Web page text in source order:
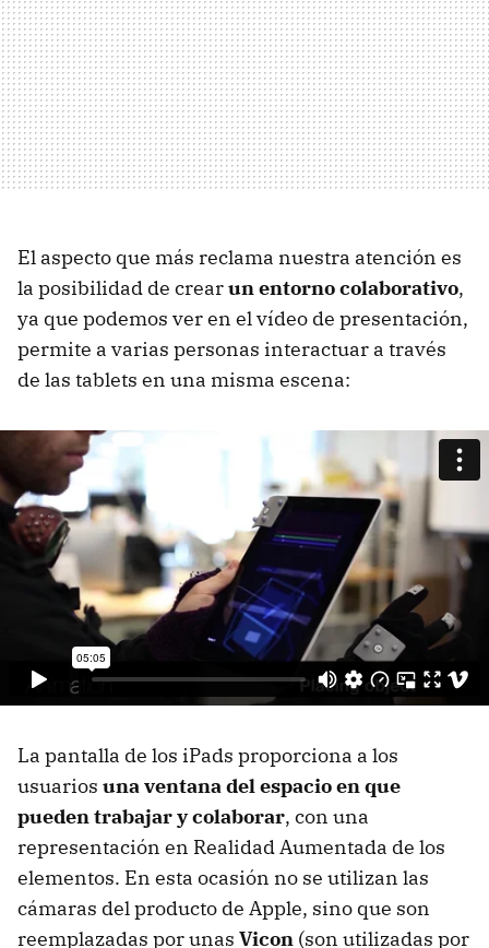
El aspecto que más reclama nuestra atención es
la posibilidad de crearun entorno colaborativo,
ya que podemos ver en el vídeo de presentación,
permite a varias personas interactuar a través
de las tablets en una misma escena:
La pantalla de los iPads proporciona a los
usuarios una ventana del espacio en que
pueden trabajar y colaborar, con una
representación en Realidad Aumentada de los
elementos. En esta ocasión no se utilizan las
cámaras del producto de Apple, sino que son
reemplazadas por unas Vicon (son utilizadas por